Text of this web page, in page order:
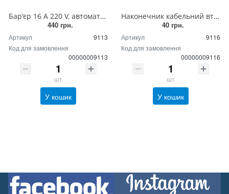
Бар'єр 16 А 220 V, автоматичний реле вимикач, захист для холодильника від перепадів напруги
440 грн.
Артикул
9113
Код для замовлення
00000009113
шт
У кошик
Наконечник кабельний втулковий з ізоляцією HB 2.5/8 жовтий, наконечник для обтиску кінців проводки
40 грн.
Артикул
9116
Код для замовлення
00000009116
шт
У кошик